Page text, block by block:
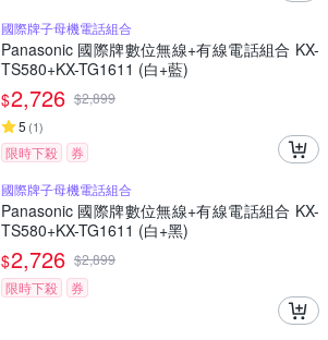
國際牌子母機電話組合
Panasonic 國際牌數位無線+有線電話組合 KX-
TS580+KX-TG1611 (白+藍)
$2,726 $2,899
5 (1)
限時下殺 券
國際牌子母機電話組合
Panasonic 國際牌數位無線+有線電話組合 KX-
TS580+KX-TG1611 (白+黑)
$2,726 $2,899
限時下殺
券